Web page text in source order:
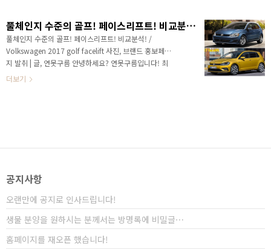
시에는 에어컨도 옵션이었으니^^ 현재는 수동변속기를
구입하고 싶어도 자동차 제조사에서 제공하지 않기 때
문에 손맛(?)을 느끼기 힘든 것 같습니다. 하지만 페라
리, 람보르기니, 맥라렌 등 프리미엄 자동차 브랜드사에
서는 파워풀한 출력을 손끝으로 즐기는 상남자를 위하
여 수동변속기/듀얼 클러치를 제공하고 있습니다. 자동
풀체인지 수준의 골프! 페이스리프트! 비교분석 / Volkswagen 2017 golf facelift
풀체인지 수준의 골프! 페이스리프트! 비교분석! /
Volkswagen 2017 golf facelift 사진, 브랜드 홍보페이
지 발취 | 글, 연못구름 안녕하세요? 연못구름입니다! 최
근 글로벌 자동차 시장은 성장세가 주춤해지면서, 완성차
의 경우 글로벌 중소형 시장에서 가장 많은 판매량을 자
인데, 토요타 코롤라와 함께 2위를 차지하..
더보기
공지사항
오랜만에 공지로 인사드립니다!
생물 분양을 원하시는 분께서는 방명록에 비밀글⋯
홈페이지를 재오픈 했습니다!